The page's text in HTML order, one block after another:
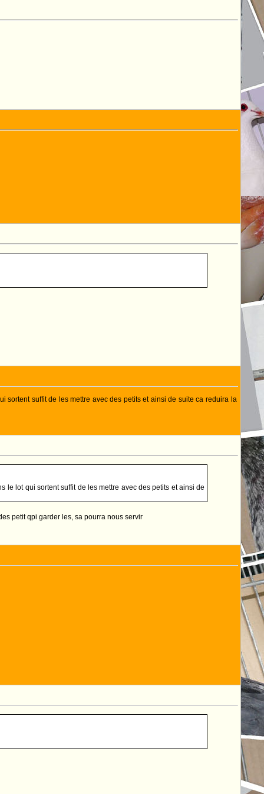
sortent suffit de les mettre avec des petits et ainsi de suite ca reduira la
le lot qui sortent suffit de les mettre avec des petits et ainsi de
petit qpi garder les, sa pourra nous servir